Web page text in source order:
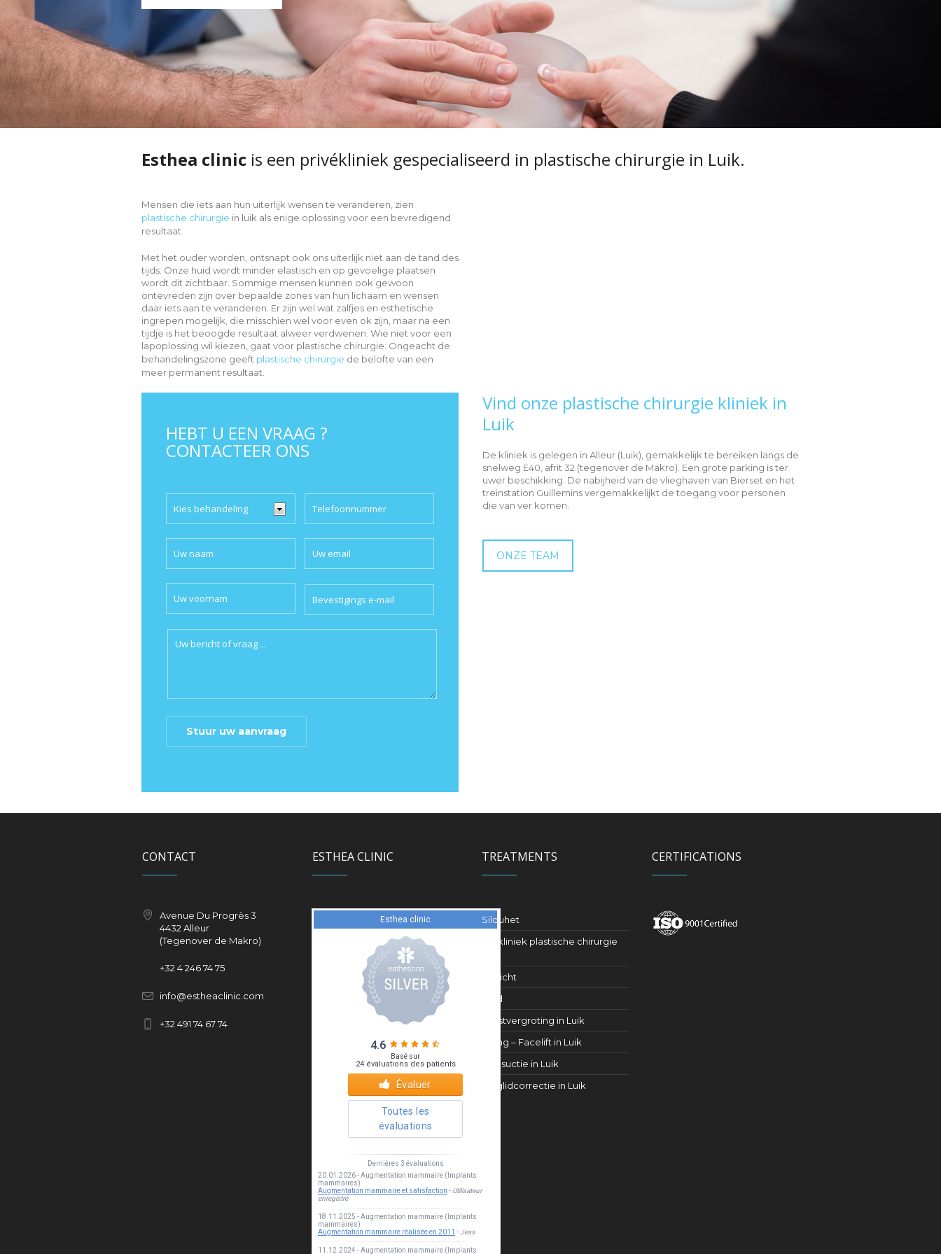
Esthea clinicis een privékliniek gespecialiseerd in plastische chirurgie in Luik.
Mensen die iets aan hun uiterlijk wensen te veranderen, zien
plastische chirurgie in luik als enige oplossing voor een bevredigend
resultaat.
Met het ouder worden, ontsnapt ook ons uiterlijk niet aan de tand des
tijds. Onze huid wordt minder elastisch en op gevoelige plaatsen
wordt dit zichtbaar. Sommige mensen kunnen ook gewoon
ontevreden zijn over bepaalde zones van hun lichaam en wensen
daar iets aan te veranderen. Er zijn wel wat zalfjes en esthetische
ingrepen mogelijk, die misschien wel voor even ok zijn, maar na een
tijdje is het beoogde resultaat alweer verdwenen. Wie niet voor een
lapoplossing wil kiezen, gaat voor plastische chirurgie. Ongeacht de
behandelingszone geeft plastische chirurgie de belofte van een
meer permanent resultaat.
HEBT U EEN VRAAG ?
CONTACTEER ONS
leave
this
field
empty.
Vind onze plastische chirurgie kliniek in
Luik
De kliniek is gelegen in Alleur (Luik), gemakkelijk te bereiken langs de
snelweg E40, afrit 32 (tegenover de Makro). Een grote parking is ter
uwer beschikking. De nabijheid van de vlieghaven van Bierset en het
treinstation Guillemins vergemakkelijkt de toegang voor personen
die van ver komen.
ONZE TEAM
CONTACT
Avenue Du Progrès 3
4432 Alleur
(Tegenover de Makro)
+324 246 74 75
info@estheaclinic.com
+32 491 74 67 74
ESTHEA CLINIC TREATMENTS
Silouhet
De kliniek plastische chirurgie
Gezicht
Huid
Borstvergroting in Luik
Lifting – Facelift in Luik
Liposuctie in Luik
Ooglidcorrectie in Luik
CERTIFICATIONS